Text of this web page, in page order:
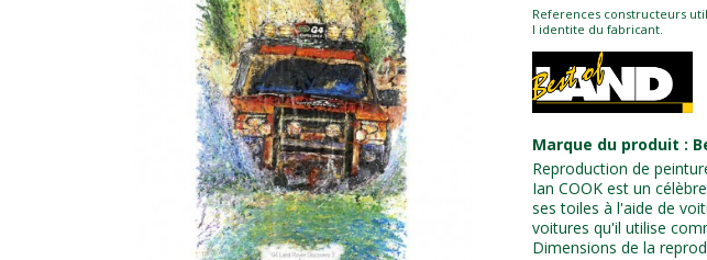
References constructeurs
l identite du fabricant.
Marque du produit :
Reproduction de
Ian COOK est un
ses toiles à l'aide de
voitures qu'il utilise
Dimensions de la